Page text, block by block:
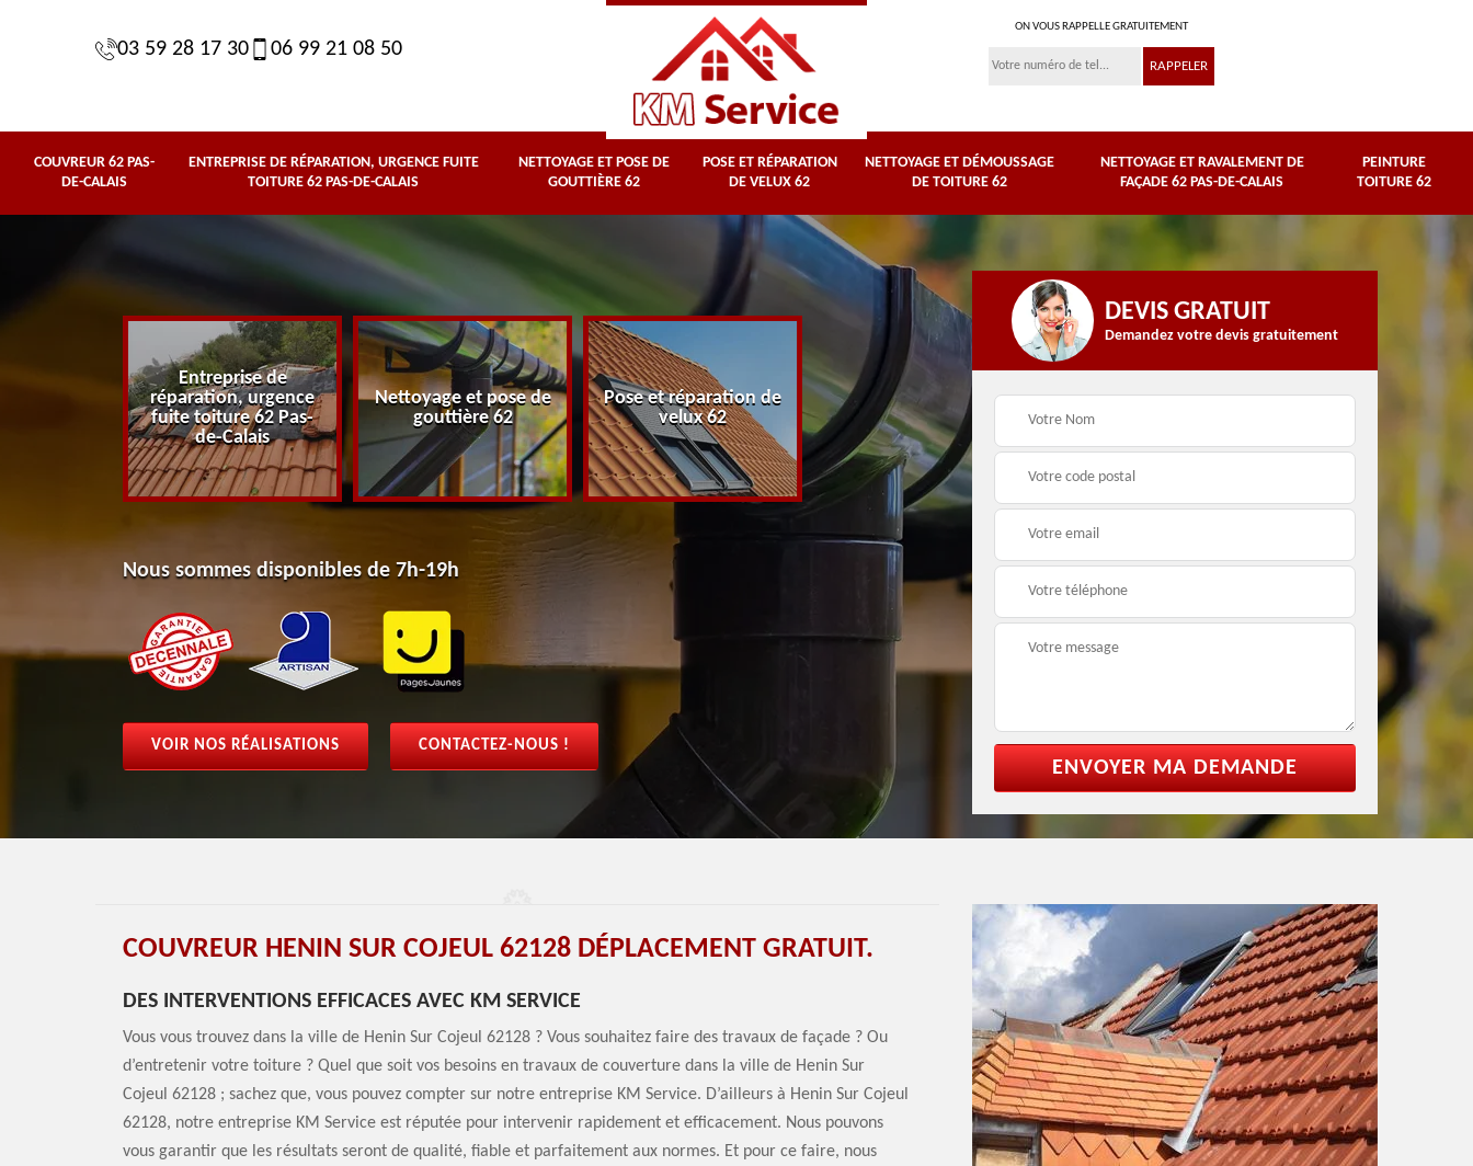
03 59 28 17 30 06 99 21 08 50
ON VOUS RAPPELLE GRATUITEMENT
COUVREUR 62 PAS-
DE-CALAIS
ENTREPRISE DE RÉPARATION, URGENCE FUITE
TOITURE 62 PAS-DE-CALAIS
NETTOYAGE ET POSE DE
GOUTTIÈRE 62
POSE ET RÉPARATION
DE VELUX 62
NETTOYAGE ET DÉMOUSSAGE
DE TOITURE 62
NETTOYAGE ET RAVALEMENT DE
FAÇADE 62 PAS-DE-CALAIS
PEINTURE
TOITURE 62
Entreprise de
réparation, urgence
fuite toiture 62 Pas-
de-Calais
Nettoyage et pose de
gouttière 62
Pose et réparation de
velux 62
Nettoyage et
démoussage de
toiture 62
62 Pas-de-Calais
Nous sommes disponibles de 7h-19h
VOIR NOS RÉALISATIONS CONTACTEZ-NOUS !
DEVIS GRATUIT
Demandez votre devis gratuitement
COUVREUR HENIN SUR COJEUL 62128 DÉPLACEMENT GRATUIT.
DES INTERVENTIONS EFFICACES AVEC KM SERVICE
Vous vous trouvez dans la ville de Henin Sur Cojeul 62128 ? Vous souhaitez faire des travaux de façade ? Ou
d’entretenir votre toiture ? Quel que soit vos besoins en travaux de couverture dans la ville de Henin Sur
Cojeul 62128 ; sachez que, vous pouvez compter sur notre entreprise KM Service. D’ailleurs à Henin Sur Cojeul
62128, notre entreprise KM Service est réputée pour intervenir rapidement et efficacement. Nous pouvons
vous garantir que les résultats seront de qualité, fiable et parfaitement aux normes. Et pour ce faire, nous